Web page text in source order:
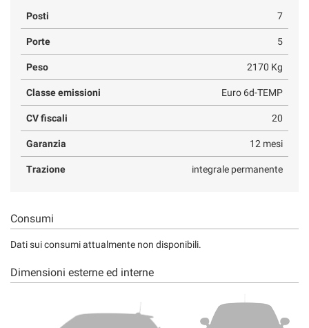
Posti 7
Porte 5
Peso 2170 Kg
Classe emissioni Euro 6d-TEMP
CV fiscali 20
Garanzia 12 mesi
Trazione integrale permanente
Consumi
Dati sui consumi attualmente non disponibili.
Dimensioni esterne ed interne